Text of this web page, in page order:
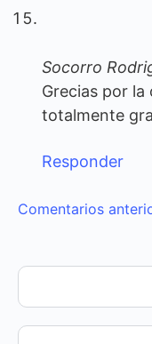
Socorro
Grecias por
totalmente
Responder
Navegación
comentarios
Comentarios